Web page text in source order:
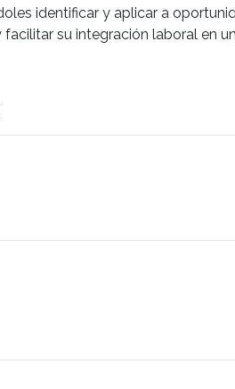
identificar y aplicar a
su integración laboral en